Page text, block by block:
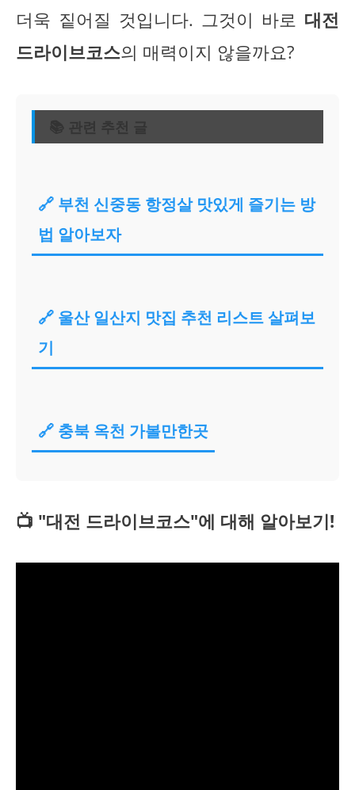
더욱 짙어질 것입니다. 그것이 바로 대전
드라이브코스의 매력이지 않을까요?
📚 관련 추천 글
🔗 부천 신중동 항정살 맛있게 즐기는 방
법 알아보자
🔗 울산 일산지 맛집 추천 리스트 살펴보
기
🔗 충북 옥천 가볼만한곳
📺 "대전 드라이브코스"에 대해 알아보기!